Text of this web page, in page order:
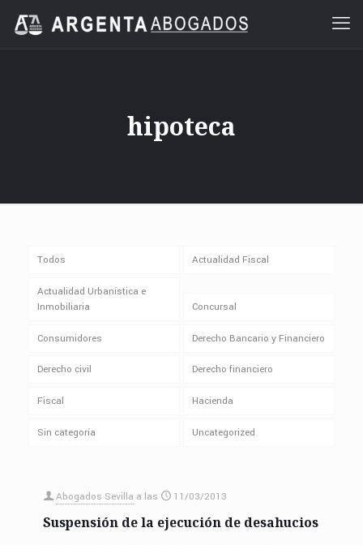
hipoteca
Todos Actualidad Fiscal
Actualidad Urbanística e
Inmobiliaria
Concursal
Consumidores Derecho Bancario y Financiero
Derecho civil Derecho financiero
Fiscal Hacienda
Sin categoría Uncategorized
Abogados Sevilla a las 11/03/2013
Suspensión de la ejecución de desahucios